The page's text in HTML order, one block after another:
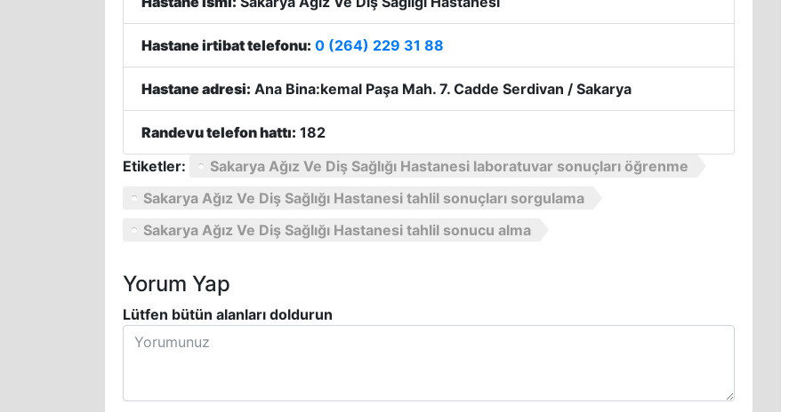
Hastane irtibat telefonu: 0 (264) 229 31 88
Hastane adresi: Ana Bina:kemal Paşa Mah. 7. Cadde Serdivan / Sakarya
Randevu telefon hattı: 182
Etiketler:
Sakarya Ağız Ve Diş Sağlığı Hastanesi laboratuvar sonuçları öğrenme
Sakarya Ağız Ve Diş Sağlığı Hastanesi tahlil sonuçları sorgulama
Sakarya Ağız Ve Diş Sağlığı Hastanesi tahlil sonucu alma
Yorum Yap
Lütfen bütün alanları doldurun